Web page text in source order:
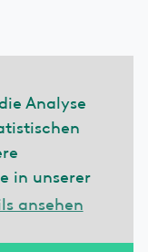
Analyse
in unserer
ansehen